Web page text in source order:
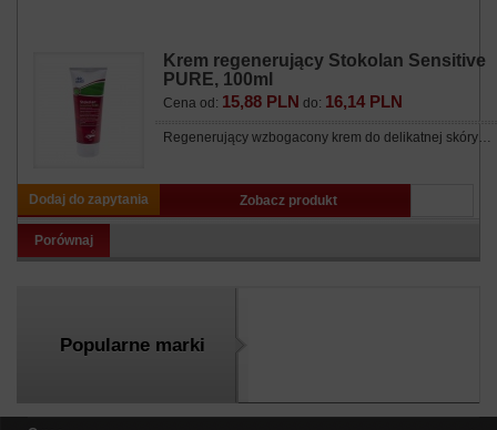
Krem regenerujący Stokolan Sensitive
PURE, 100ml
Cena od: 15,88 PLN do: 16,14 PLN
Regenerujący wzbogacony krem do delikatnej skóry…
Dodaj do zapytania Zobacz produkt
Porównaj
Popularne marki